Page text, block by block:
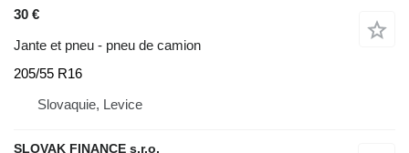
30 €
Jante et pneu - pneu de camion
205/55 R16
Slovaquie, Levice
SLOVAK FINANCE s.r.o.